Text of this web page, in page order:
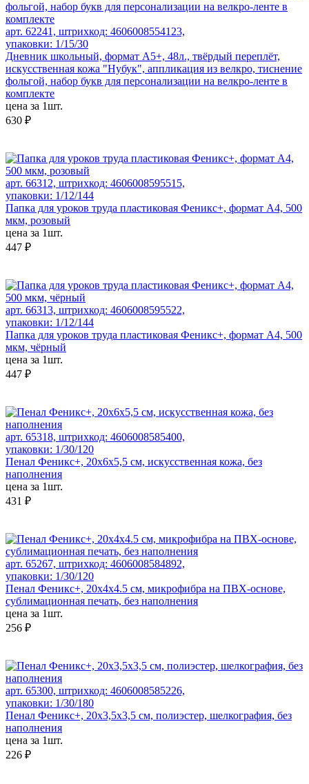
арт. 62241, штрихкод: 4606008554123,
упаковки: 1/15/30
Дневник школьный, формат А5+, 48л., твёрдый переплёт,
искусственная кожа "Нубук", аппликация из велкро, тиснение
фольгой, набор букв для персонализации на велкро-ленте в
комплекте
цена за 1шт.
630 ₽
арт. 66312, штрихкод: 4606008595515,
упаковки: 1/12/144
Папка для уроков труда пластиковая Феникс+, формат А4, 500
мкм, розовый
цена за 1шт.
447 ₽
арт. 66313, штрихкод: 4606008595522,
упаковки: 1/12/144
Папка для уроков труда пластиковая Феникс+, формат А4, 500
мкм, чёрный
цена за 1шт.
447 ₽
арт. 65318, штрихкод: 4606008585400,
упаковки: 1/30/120
Пенал Феникс+, 20х6х5,5 см, искусственная кожа, без
наполнения
цена за 1шт.
431 ₽
арт. 65267, штрихкод: 4606008584892,
упаковки: 1/30/120
Пенал Феникс+, 20х4х4.5 см, микрофибра на ПВХ-основе,
сублимационная печать, без наполнения
цена за 1шт.
256 ₽
арт. 65300, штрихкод: 4606008585226,
упаковки: 1/30/180
Пенал Феникс+, 20x3,5x3,5 см, полиэстер, шелкография, без
наполнения
цена за 1шт.
226 ₽